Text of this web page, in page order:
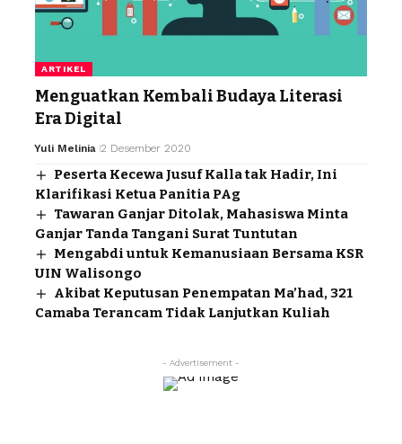
ARTIKEL
Menguatkan Kembali Budaya Literasi
Era Digital
Yuli Melinia 2 Desember 2020
Peserta Kecewa Jusuf Kalla tak Hadir, Ini
Klarifikasi Ketua Panitia PAg
Tawaran Ganjar Ditolak, Mahasiswa Minta
Ganjar Tanda Tangani Surat Tuntutan
Mengabdi untuk Kemanusiaan Bersama KSR
UIN Walisongo
Akibat Keputusan Penempatan Ma’had, 321
Camaba Terancam Tidak Lanjutkan Kuliah
- Advertisement -